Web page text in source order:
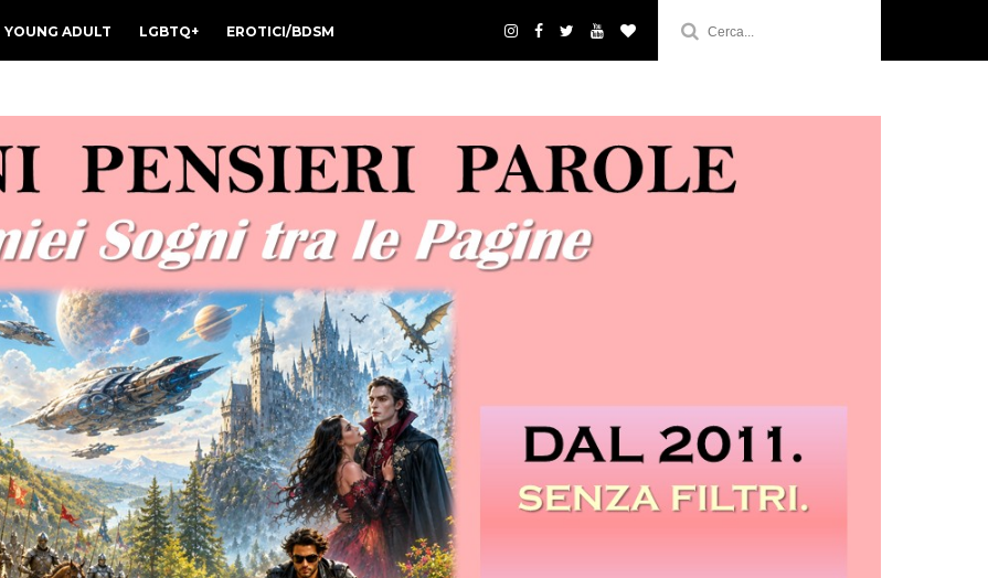
YOUNG ADULT LGBTQ+ EROTICI/BDSM